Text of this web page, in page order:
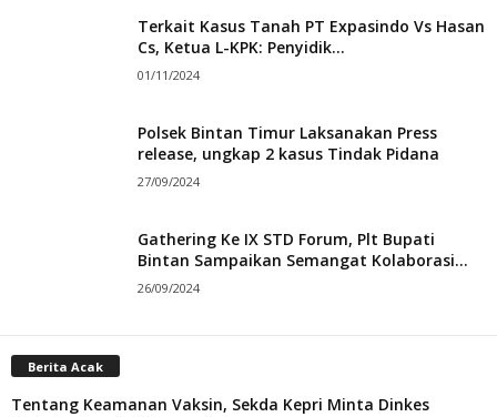
Terkait Kasus Tanah PT Expasindo Vs Hasan
Cs, Ketua L-KPK: Penyidik...
01/11/2024
Polsek Bintan Timur Laksanakan Press
release, ungkap 2 kasus Tindak Pidana
27/09/2024
Gathering Ke IX STD Forum, Plt Bupati
Bintan Sampaikan Semangat Kolaborasi...
26/09/2024
Berita Acak
Tentang Keamanan Vaksin, Sekda Kepri Minta Dinkes